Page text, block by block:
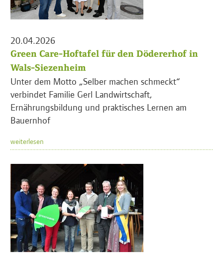
20.04.2026
Green Care-Hoftafel für den Dödererhof in
Wals-Siezenheim
Unter dem Motto „Selber machen schmeckt“
verbindet Familie Gerl Landwirtschaft,
Ernährungsbildung und praktisches Lernen am
Bauernhof
weiterlesen